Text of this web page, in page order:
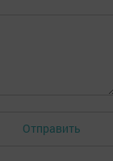
Отправить